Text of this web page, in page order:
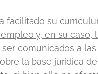
facilitado su
y, en su
comunicados a
la base jurídica